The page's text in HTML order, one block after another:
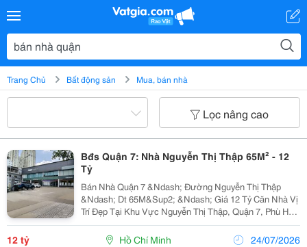
Trang Chủ Bất động sản Mua, bán nhà
Lọc nâng cao
Bđs Quận 7: Nhà Nguyễn Thị Thập 65M² - 12
Tỷ
Bán Nhà Quận 7 &Ndash; Đường Nguyễn Thị Thập
&Ndash; Dt 65M&Sup2; &Ndash; Giá 12 Tỷ Căn Nhà Vị
Trí Đẹp Tại Khu Vực Nguyễn Thị Thập, Quận 7, Phù Hợp
Cho Khách Hàng Đang Tìm Kiếm Nơi An Cư Hoặc Đầu
Tư Lâu Dài. Thông Tin Nổi Bật: Diện Tích:...
12 tỷ Hồ Chí Minh 24/07/2026